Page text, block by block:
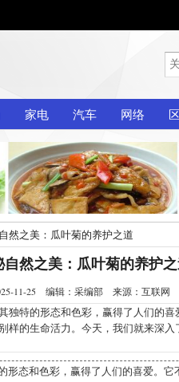
家电 汽车 网络
然之美：瓜叶菊的养护之道
自然之美：瓜叶菊的养护
11-25 编辑：采编部 来源：互联网
特的形态和色彩，赢得了人们的喜
样的生命活力。今天，我们就来深
形态和色彩，赢得了人们的喜爱。